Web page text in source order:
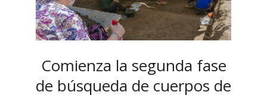
Comienza la segunda fase
de búsqueda de cuerpos de